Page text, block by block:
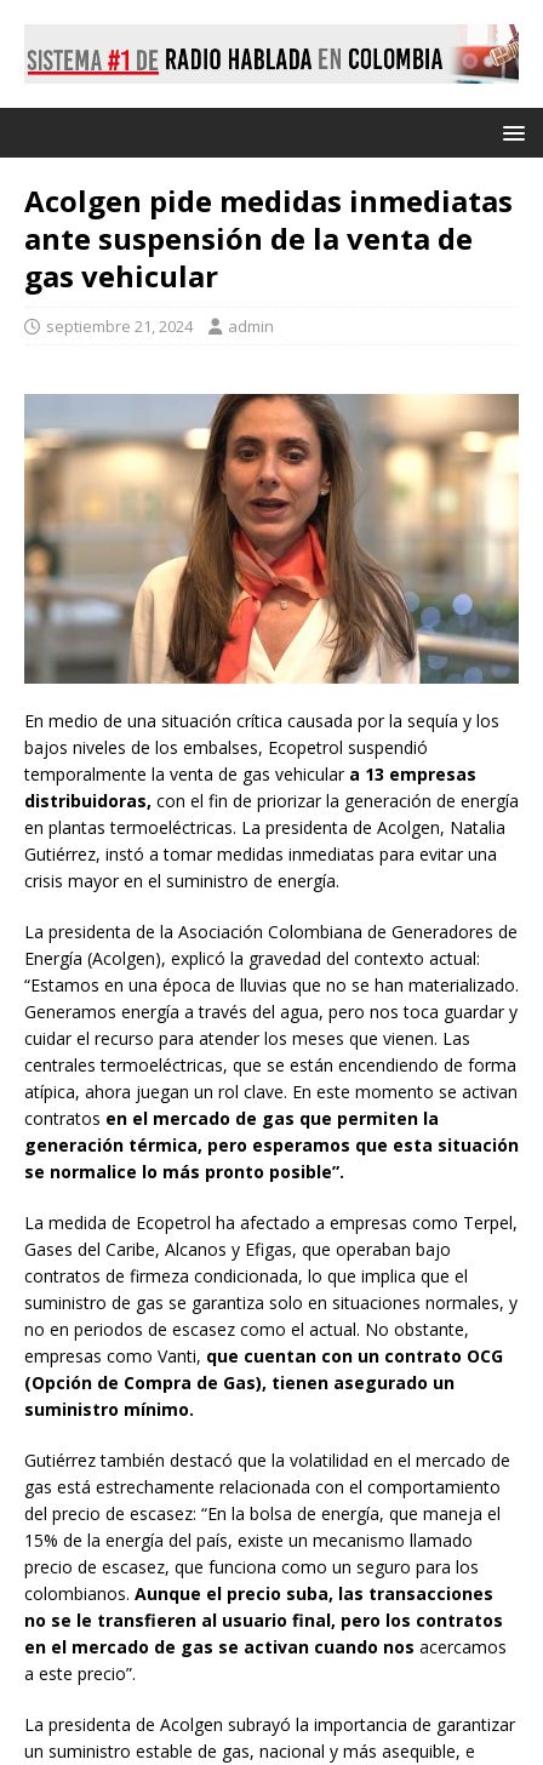
Acolgen pide medidas inmediatas
ante suspensión de la venta de
gas vehicular
septiembre 21, 2024 admin
En medio de una situación crítica causada por la sequía y los
bajos niveles de los embalses, Ecopetrol suspendió
temporalmente la venta de gas vehiculara 13 empresas
distribuidoras, con el fin de priorizar la generación de energía
en plantas termoeléctricas. La presidenta de Acolgen, Natalia
Gutiérrez, instó a tomar medidas inmediatas para evitar una
crisis mayor en el suministro de energía.
La presidenta de la Asociación Colombiana de Generadores de
Energía (Acolgen), explicó la gravedad del contexto actual:
“Estamos en una época de lluvias que no se han materializado.
Generamos energía a través del agua, pero nos toca guardar y
cuidar el recurso para atender los meses que vienen. Las
centrales termoeléctricas, que se están encendiendo de forma
atípica, ahora juegan un rol clave. En este momento se activan
contratos en el mercado de gas que permiten la
generación térmica, pero esperamos que esta situación
se normalice lo más pronto posible”.
La medida de Ecopetrol ha afectado a empresas como Terpel,
Gases del Caribe, Alcanos y Efigas, que operaban bajo
contratos de firmeza condicionada, lo que implica que el
suministro de gas se garantiza solo en situaciones normales, y
no en periodos de escasez como el actual. No obstante,
empresas como Vanti, que cuentan con un contrato OCG
(Opción de Compra de Gas), tienen asegurado un
suministro mínimo.
Gutiérrez también destacó que la volatilidad en el mercado de
gas está estrechamente relacionada con el comportamiento
del precio de escasez: “En la bolsa de energía, que maneja el
15% de la energía del país, existe un mecanismo llamado
precio de escasez, que funciona como un seguro para los
colombianos. Aunque el precio suba, las transacciones
no se le transfieren al usuario final, pero los contratos
en el mercado de gas se activan cuando nos acercamos
a este precio”.
La presidenta de Acolgen subrayó la importancia de garantizar
un suministro estable de gas, nacional y más asequible, e